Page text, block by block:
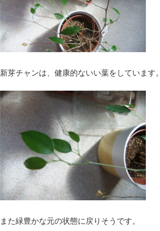
新芽チャンは、健康的ないい葉をしています。
また緑豊かな元の状態に戻りそうです。